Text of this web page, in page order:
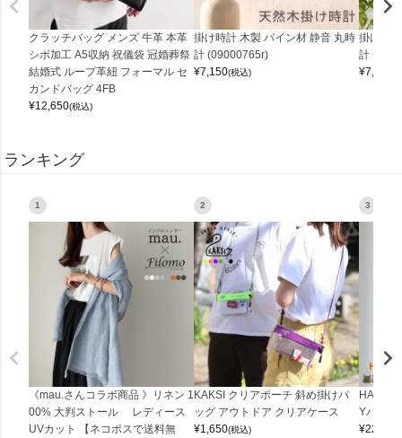
クラッチバッグ メンズ 牛革 本革
シボ加工 A5収納 祝儀袋 冠婚葬祭
結婚式 ループ革紐 フォーマル セ
カンドバッグ 4FB
¥12,650(税込)
掛け時計 木製 パイン材 静音 丸時
計 (09000765r)
¥7,150(税込)
掛け時
計
¥7,150
ランキング
1
《mau.さんコラボ商品 》リネン 1
00% 大判ストール レディース
UVカット 【ネコポスで送料無
2
KAKSI クリアポーチ 斜め掛けバ
ッグ アウトドア クリアケース
¥1,650(税込)
3
Yバッグ
¥22,000